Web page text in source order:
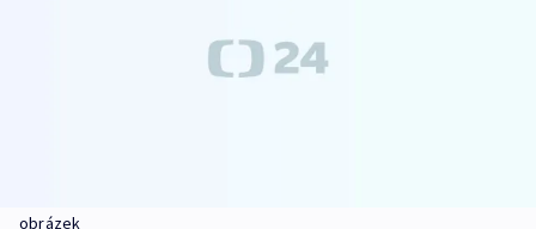
obrázek